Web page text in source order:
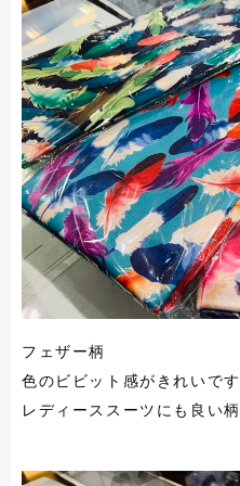
フェザー柄
色のビビット感がきれいで
レディーススーツにも良い